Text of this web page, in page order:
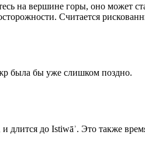
на вершине горы, оно может
Считается
была бы уже слишком поздно.
длится до Istiwāʾ. Это также